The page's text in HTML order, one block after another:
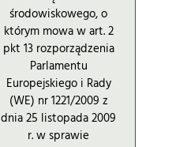
środowiskowego, o
którym mowa w art. 2
pkt 13 rozporządzenia
Parlamentu
Europejskiego i Rady
(WE) nr 1221/2009 z
dnia 25 listopada 2009
r. w sprawie